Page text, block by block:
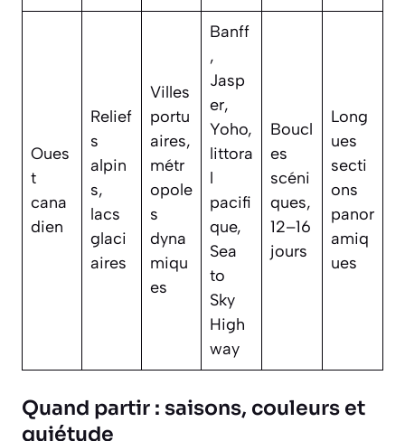
Oues
t
cana
dien
Relief
s
alpin
s,
lacs
glaci
aires
Villes
portu
aires,
métr
opole
s
dyna
miqu
es
Banff
,
Jasp
er,
Yoho,
littora
l
pacifi
que,
Sea
to
Sky
High
way
Boucl
es
scéni
ques,
12–16
jours
Long
ues
secti
ons
panor
amiq
ues
Quand partir : saisons, couleurs et
quiétude